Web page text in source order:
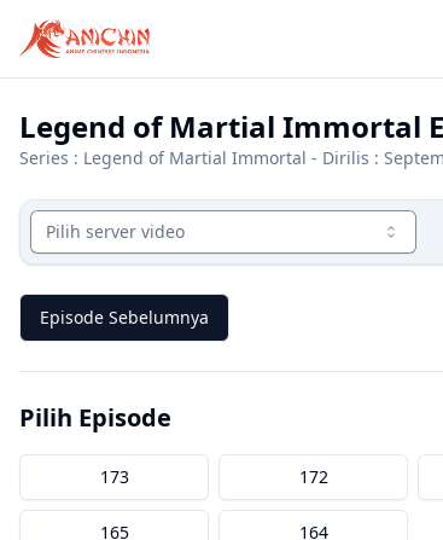
Legend of Martial Immortal
Series : Legend of Martial Immortal - Dirilis :
Pilih server video
Episode Sebelumnya
Pilih Episode
173 172
165 164